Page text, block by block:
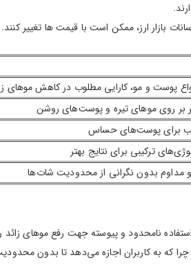
پوست و مو، کارایی مطلوب در کاهش موهای
بر روی موهای تیره و پوست‌های روشن
برای پوست‌های حساس
ترکیبی برای نتایج بهتر
مداوم بدون نگرانی از محدودیت شات‌ها
نامحدود و پیوسته جهت رفع موهای
که به کاربران اجازه می‌دهد تا بدون